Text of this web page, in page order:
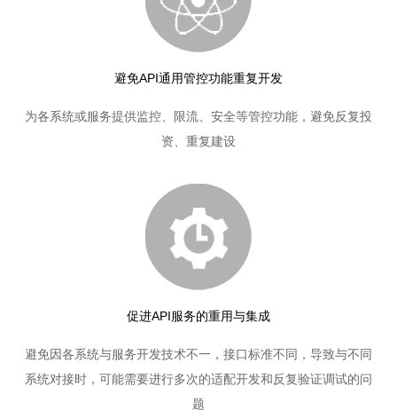
避免API通用管控功能重复开发
为各系统或服务提供监控、限流、安全等管控功能，避免反复投
资、重复建设
促进API服务的重用与集成
避免因各系统与服务开发技术不一，接口标准不同，导致与不同
系统对接时，可能需要进行多次的适配开发和反复验证调试的问
题